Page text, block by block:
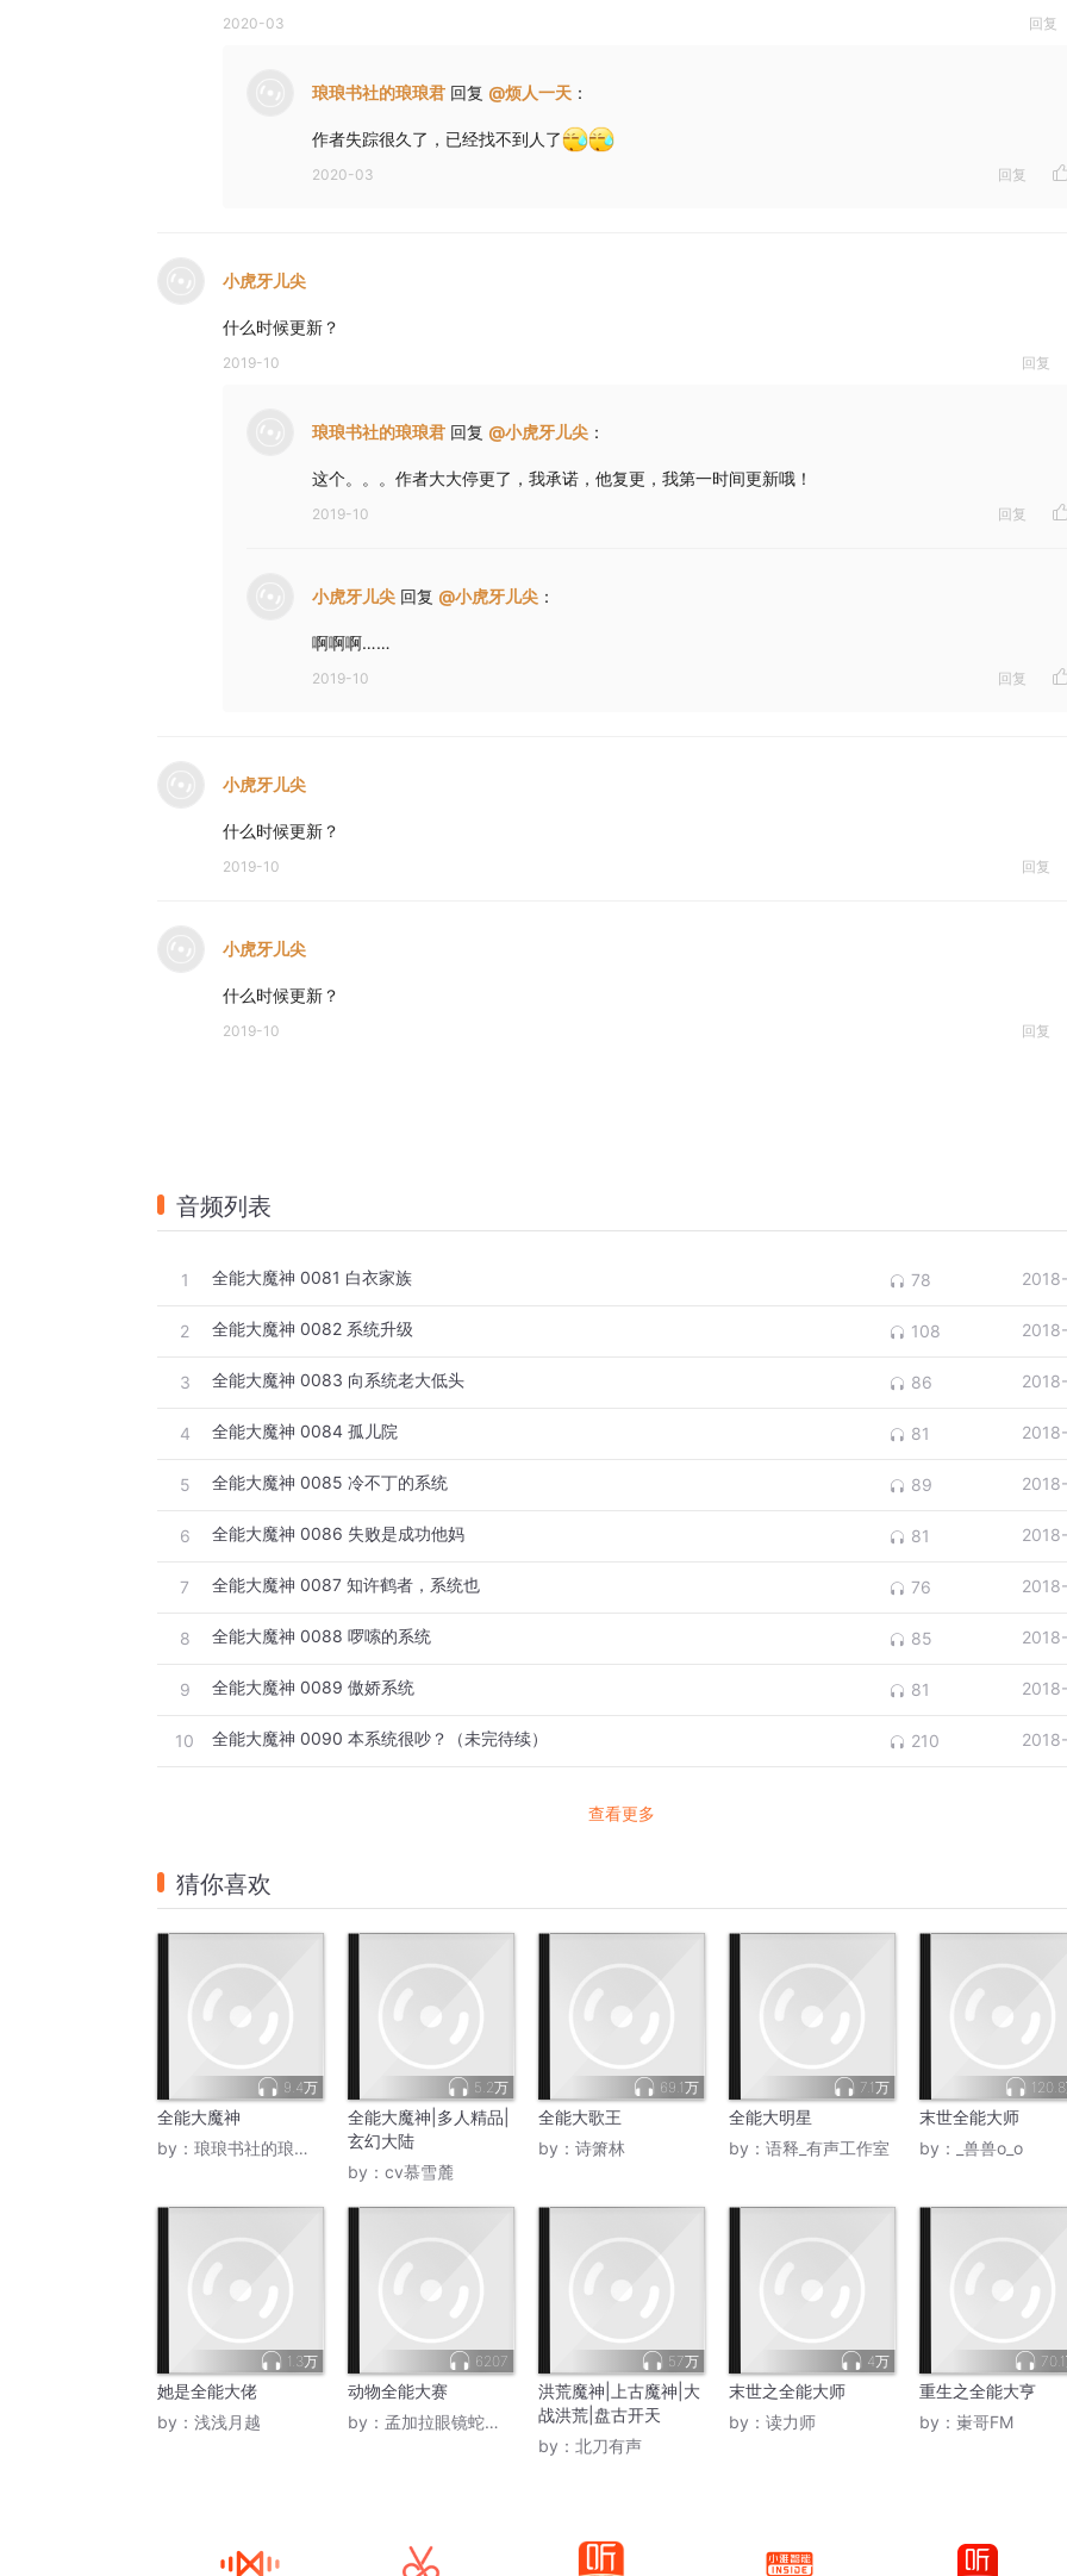
2020-03 回复
琅琅书社的琅琅君 回复 @烦人一天 ：
作者失踪很久了，已经找不到人了
2020-03 回复
小虎牙儿尖
什么时候更新？
2019-10 回复
琅琅书社的琅琅君 回复 @小虎牙儿尖 ：
这个。。。作者大大停更了，我承诺，他复更，我第一时间更新哦！
2019-10 回复
小虎牙儿尖 回复 @小虎牙儿尖 ：
啊啊啊……
2019-10 回复
小虎牙儿尖
什么时候更新？
2019-10 回复
小虎牙儿尖
什么时候更新？
2019-10 回复
音频列表
1 全能大魔神 0081 白衣家族 78
2 全能大魔神 0082 系统升级 108
3 全能大魔神 0083 向系统老大低头 86
4 全能大魔神 0084 孤儿院 81
5 全能大魔神 0085 冷不丁的系统 89
6 全能大魔神 0086 失败是成功他妈 81
7 全能大魔神 0087 知许鹤者，系统也 76
8 全能大魔神 0088 啰嗦的系统 85
9 全能大魔神 0089 傲娇系统 81
10 全能大魔神 0090 本系统很吵？（未完待续） 210
查看更多
猜你喜欢
9.4万
全能大魔神
by： 琅琅书社的琅琅君
5.2万
全能大魔神|多人精品|
玄幻大陆
by： cv慕雪麓
69.1万
全能大歌王
by： 诗箫林
7.1万
全能大明星
by： 语释_有声工作室
末世全能大师
by：
_兽兽o_o
1.3万
她是全能大佬
by： 浅浅月越
6207
动物全能大赛
by： 孟加拉眼镜蛇罗莉恩
57万
洪荒魔神|上古魔神|大
战洪荒|盘古开天
by： 北刀有声
4万
末世之全能大师
by： 读力师
重生之全能大亨
by： 崬哥FM